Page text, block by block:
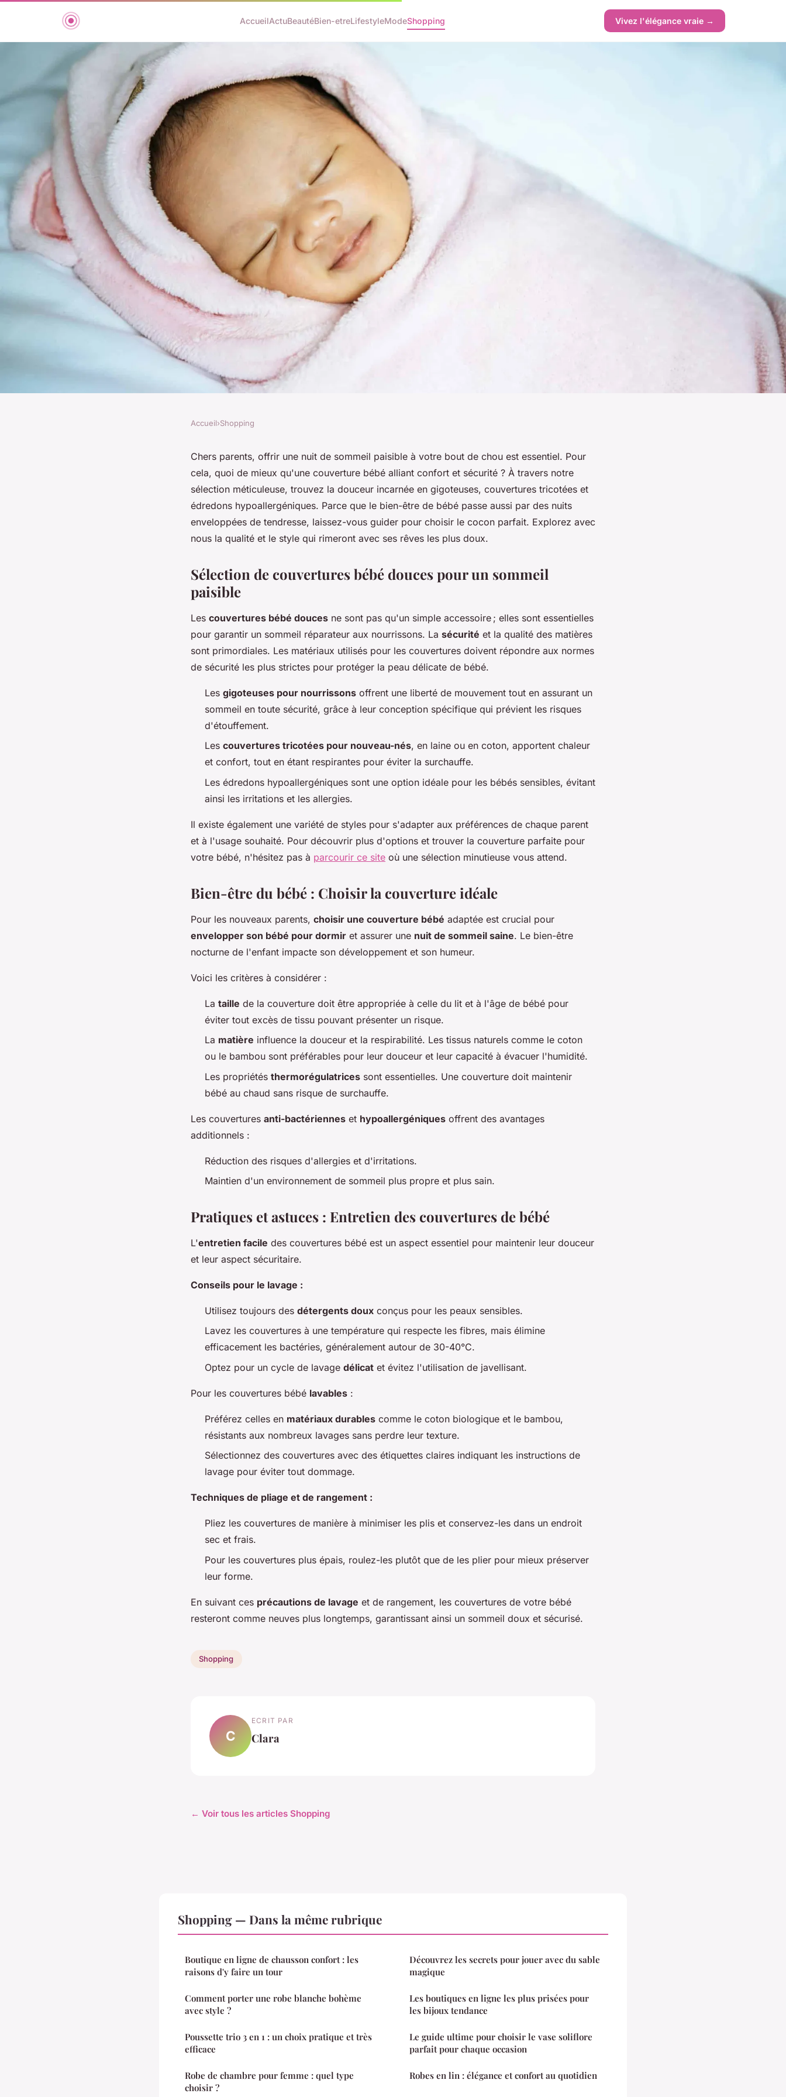
AccueilActuBeautéBien-etreLifestyleModeShopping Vivez l'élégance vraie →
Spécialiste des couvertures cosy pour
bébé : découvrez notre sélection pour
des nuits paisibles !
Accueil›Shopping
Chers parents, offrir une nuit de sommeil paisible à votre bout de chou est essentiel. Pour
cela, quoi de mieux qu'une couverture bébé alliant confort et sécurité ? À travers notre
sélection méticuleuse, trouvez la douceur incarnée en gigoteuses, couvertures tricotées et
édredons hypoallergéniques. Parce que le bien-être de bébé passe aussi par des nuits
enveloppées de tendresse, laissez-vous guider pour choisir le cocon parfait. Explorez avec
nous la qualité et le style qui rimeront avec ses rêves les plus doux.
Sélection de couvertures bébé douces pour un sommeil
paisible
Les couvertures bébé douces ne sont pas qu'un simple accessoire ; elles sont essentielles
pour garantir un sommeil réparateur aux nourrissons. La sécurité et la qualité des matières
sont primordiales. Les matériaux utilisés pour les couvertures doivent répondre aux normes
de sécurité les plus strictes pour protéger la peau délicate de bébé.
Les gigoteuses pour nourrissons offrent une liberté de mouvement tout en assurant un
sommeil en toute sécurité, grâce à leur conception spécifique qui prévient les risques
d'étouffement.
Les couvertures tricotées pour nouveau-nés, en laine ou en coton, apportent chaleur
et confort, tout en étant respirantes pour éviter la surchauffe.
Les édredons hypoallergéniques sont une option idéale pour les bébés sensibles, évitant
ainsi les irritations et les allergies.
Il existe également une variété de styles pour s'adapter aux préférences de chaque parent
et à l'usage souhaité. Pour découvrir plus d'options et trouver la couverture parfaite pour
votre bébé, n'hésitez pas à parcourir ce site où une sélection minutieuse vous attend.
Bien-être du bébé : Choisir la couverture idéale
Pour les nouveaux parents, choisir une couverture bébé adaptée est crucial pour
envelopper son bébé pour dormir et assurer une nuit de sommeil saine. Le bien-être
nocturne de l'enfant impacte son développement et son humeur.
Voici les critères à considérer :
La taille de la couverture doit être appropriée à celle du lit et à l'âge de bébé pour
éviter tout excès de tissu pouvant présenter un risque.
La matière influence la douceur et la respirabilité. Les tissus naturels comme le coton
ou le bambou sont préférables pour leur douceur et leur capacité à évacuer l'humidité.
Les propriétés thermorégulatrices sont essentielles. Une couverture doit maintenir
bébé au chaud sans risque de surchauffe.
Les couvertures anti-bactériennes et hypoallergéniques offrent des avantages
additionnels :
Réduction des risques d'allergies et d'irritations.
Maintien d'un environnement de sommeil plus propre et plus sain.
Pratiques et astuces : Entretien des couvertures de bébé
L'entretien facile des couvertures bébé est un aspect essentiel pour maintenir leur douceur
et leur aspect sécuritaire.
Conseils pour le lavage :
Utilisez toujours des détergents doux conçus pour les peaux sensibles.
Lavez les couvertures à une température qui respecte les fibres, mais élimine
efficacement les bactéries, généralement autour de 30-40°C.
Optez pour un cycle de lavage délicat et évitez l'utilisation de javellisant.
Pour les couvertures bébé lavables :
Préférez celles en matériaux durables comme le coton biologique et le bambou,
résistants aux nombreux lavages sans perdre leur texture.
Sélectionnez des couvertures avec des étiquettes claires indiquant les instructions de
lavage pour éviter tout dommage.
Techniques de pliage et de rangement :
Pliez les couvertures de manière à minimiser les plis et conservez-les dans un endroit
sec et frais.
Pour les couvertures plus épais, roulez-les plutôt que de les plier pour mieux préserver
leur forme.
En suivant ces précautions de lavage et de rangement, les couvertures de votre bébé
resteront comme neuves plus longtemps, garantissant ainsi un sommeil doux et sécurisé.
Shopping
C
ECRIT PAR
Clara
← Voir tous les articles Shopping
Shopping — Dans la même rubrique
Boutique en ligne de chausson confort : les
raisons d'y faire un tour
Comment porter une robe blanche bohème
avec style ?
Poussette trio 3 en 1 : un choix pratique et très
efficace
Robe de chambre pour femme : quel type
choisir ?
Découvrez les secrets pour jouer avec du sable
magique
Les boutiques en ligne les plus prisées pour
les bijoux tendance
Le guide ultime pour choisir le vase soliflore
parfait pour chaque occasion
Robes en lin : élégance et confort au quotidien